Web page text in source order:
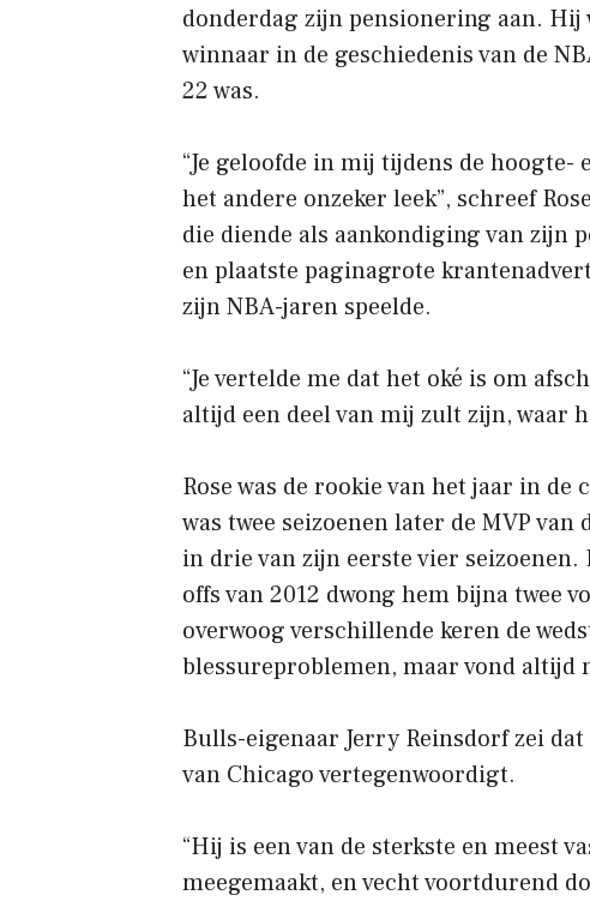
donderdag zijn pensionering aan. Hij
winnaar in de geschiedenis van de
22 was.
“Je geloofde in mij tijdens de
het andere onzeker leek”, schreef
die diende als aankondiging van zijn
en plaatste paginagrote
zijn NBA-jaren speelde.
“Je vertelde me dat het oké is om
altijd een deel van mij zult zijn, waar
Rose was de rookie van het jaar in
was twee seizoenen later de MVP
in drie van zijn eerste vier
offs van 2012 dwong hem bijna twee
overwoog verschillende keren de
blessureproblemen, maar vond altijd
Bulls-eigenaar Jerry Reinsdorf zei
van Chicago vertegenwoordigt.
“Hij is een van de sterkste en meest
meegemaakt, en vecht voortdurend